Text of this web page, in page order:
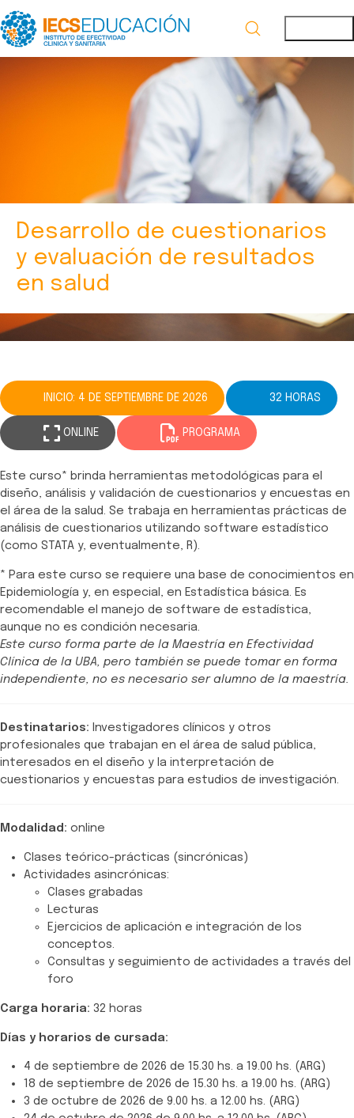
Desarrollo de cuestionarios
y evaluación de resultados
en salud
INICIO: 4 DE SEPTIEMBRE DE 2026 32 HORAS
ONLINE PROGRAMA
Este curso* brinda herramientas metodológicas para el
diseño, análisis y validación de cuestionarios y encuestas en
el área de la salud. Se trabaja en herramientas prácticas de
análisis de cuestionarios utilizando software estadístico
(como STATA y, eventualmente, R).
* Para este curso se requiere una base de conocimientos en
Epidemiología y, en especial, en Estadística básica. Es
recomendable el manejo de software de estadística,
aunque no es condición necesaria.
Este curso forma parte de la Maestría en Efectividad
Clínica de la UBA, pero también se puede tomar en forma
independiente, no es necesario ser alumno de la maestría.
Destinatarios: Investigadores clínicos y otros
profesionales que trabajan en el área de salud pública,
interesados en el diseño y la interpretación de
cuestionarios y encuestas para estudios de investigación.
Modalidad: online
Clases teórico-prácticas (sincrónicas)
Actividades asincrónicas:
Clases grabadas
Lecturas
Ejercicios de aplicación e integración de los
conceptos.
Consultas y seguimiento de actividades a través del
foro
Carga horaria: 32 horas
Días y horarios de cursada:
4 de septiembre de 2026 de 15.30 hs. a 19.00 hs. (ARG)
18 de septiembre de 2026 de 15.30 hs. a 19.00 hs. (ARG)
3 de octubre de 2026 de 9.00 hs. a 12.00 hs. (ARG)